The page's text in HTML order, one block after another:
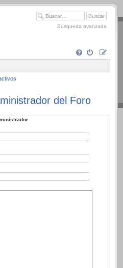
Búsqueda avanzada
del Foro